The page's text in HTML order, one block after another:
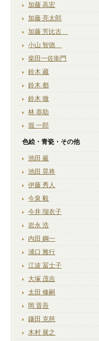
加藤 高宏
加藤 亮太郎
加藤 芳比古
小山 智徳
柴田一佐衛門
鈴木 藏
鈴木 都
鈴木 徹
林 恭助
堀 一郎
色絵・青瓷・その他
池田 巖
池田 晃将
伊藤 秀人
今泉 毅
今井 瑠衣子
岩永 浩
内田 鋼一
浦口 雅行
江波 冨士子
大塚 茂吉
太田 修嗣
岡 晋吾
鎌田 克慈
木村 展之